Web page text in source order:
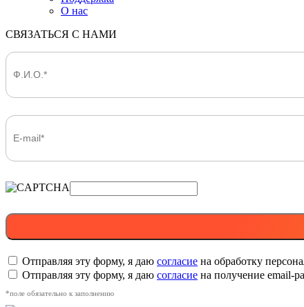
О нас
СВЯЗАТЬСЯ С НАМИ
Отправляя эту форму, я даю согласие на обработку
Отправляя эту форму, я даю согласие на получение email-
*поле обязательно к заполнению